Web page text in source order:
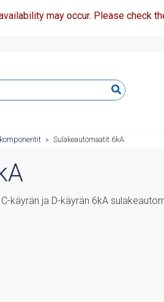
may occur. Please check
» Sulakeautomaatit 6kA
käyrän ja D-käyrän 6kA